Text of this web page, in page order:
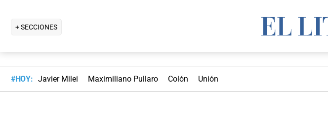
+ SECCIONES
#HOY: Javier Milei Maximiliano Pullaro Colón Unión